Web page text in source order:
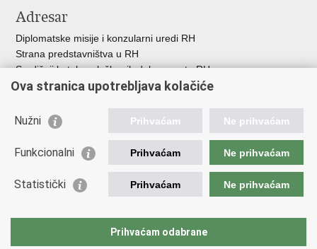
Adresar
Diplomatske misije i konzularni uredi RH
Strana predstavništva u RH
Središnji katalog službenih dokumenata RH
Adresar tijela javne vlasti
Besplatni telefoni javne uprave
Korisne poveznice
Hrvatska gospodarska komora
Hrvatska obrtnička komora
Europska komisija
Ova stranica upotrebljava kolačiće
Nužni Prihvaćam Ne prihvaćam
Funkcionalni Prihvaćam Ne prihvaćam
Statistički Prihvaćam Ne prihvaćam
Prihvaćam odabrane